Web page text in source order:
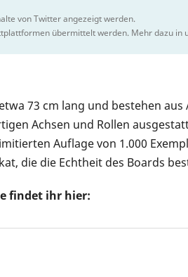
von Twitter angezeigt werden.
übermittelt werden. Mehr dazu in
73 cm lang und bestehen aus
Achsen und Rollen
Auflage von 1.000
die die Echtheit des Boards
findet ihr hier: